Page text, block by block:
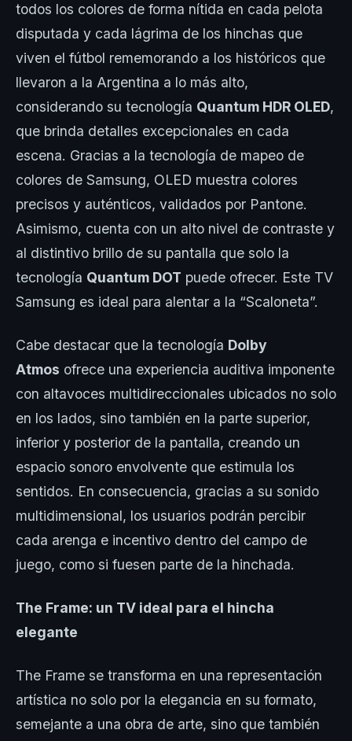
todos los colores de forma nítida en cada pelota
disputada y cada lágrima de los hinchas que
viven el fútbol rememorando a los históricos que
llevaron a la Argentina a lo más alto,
considerando su tecnología Quantum HDR OLED,
que brinda detalles excepcionales en cada
escena. Gracias a la tecnología de mapeo de
colores de Samsung, OLED muestra colores
precisos y auténticos, validados por Pantone.
Asimismo, cuenta con un alto nivel de contraste y
al distintivo brillo de su pantalla que solo la
tecnología Quantum DOT puede ofrecer. Este TV
Samsung es ideal para alentar a la “Scaloneta”.
Cabe destacar que la tecnología Dolby
Atmos ofrece una experiencia auditiva imponente
con altavoces multidireccionales ubicados no solo
en los lados, sino también en la parte superior,
inferior y posterior de la pantalla, creando un
espacio sonoro envolvente que estimula los
sentidos. En consecuencia, gracias a su sonido
multidimensional, los usuarios podrán percibir
cada arenga e incentivo dentro del campo de
juego, como si fuesen parte de la hinchada.
The Frame: un TV ideal para el hincha
elegante
The Frame se transforma en una representación
artística no solo por la elegancia en su formato,
semejante a una obra de arte, sino que también